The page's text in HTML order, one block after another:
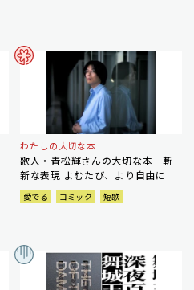
わたしの大切な本
歌人・青松輝さんの大切な本 斬
新な表現 よむたび、より自由に
愛でる コミック 短歌